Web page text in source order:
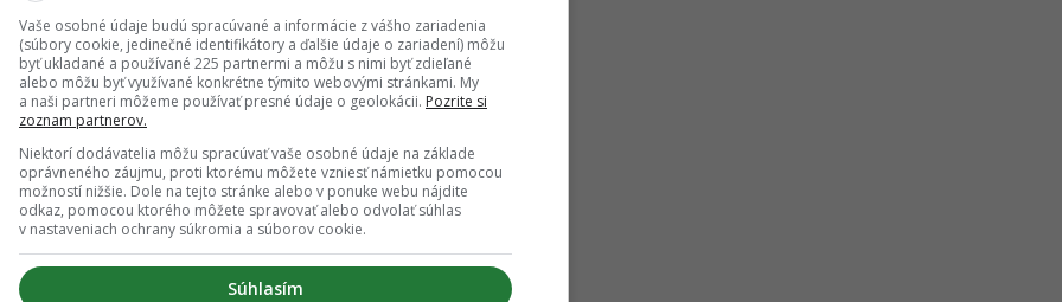
aj na tvojej strane. Aby si mohol
musíš sa najprv uistiť, že tvoja batožina je
a kontaktným telefónnym číslom, radí
túto podmienku, môžeš začať daný problém
Vaše osobné údaje budú spracúvané a informácie z vášho zariadenia
(súbory cookie, jedinečné identifikátory a ďalšie údaje o zariadení) môžu
byť ukladané a používané 225 partnermi a môžu s nimi byť zdieľané
alebo môžu byť využívané konkrétne týmito webovými stránkami. My
a naši partneri môžeme používať presné údaje o geolokácii. Pozrite si
zoznam partnerov.
Niektorí dodávatelia môžu spracúvať vaše osobné údaje na základe
oprávneného záujmu, proti ktorému môžete vzniesť námietku pomocou
možností nižšie. Dole na tejto stránke alebo v ponuke webu nájdite
odkaz, pomocou ktorého môžete spravovať alebo odvolať súhlas
v nastaveniach ochrany súkromia a súborov cookie.
Súhlasím